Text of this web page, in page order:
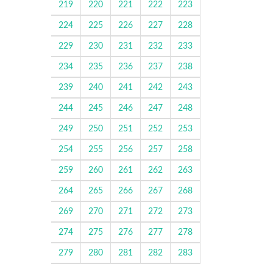
219 220 221 222 223
224 225 226 227 228
229 230 231 232 233
234 235 236 237 238
239 240 241 242 243
244 245 246 247 248
249 250 251 252 253
254 255 256 257 258
259 260 261 262 263
264 265 266 267 268
269 270 271 272 273
274 275 276 277 278
279 280 281 282 283